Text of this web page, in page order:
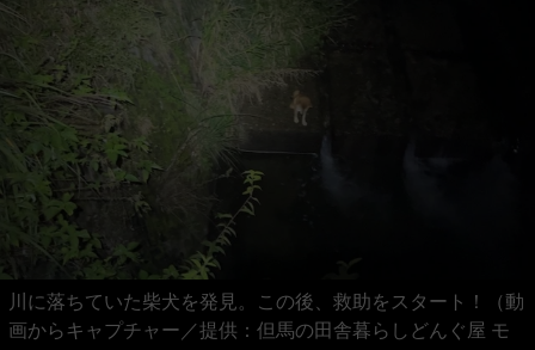
川に落ちていた柴犬を発見。この後、救助をスタート！（動
画からキャプチャー／提供：但馬の田舎暮らしどんぐ屋 モ